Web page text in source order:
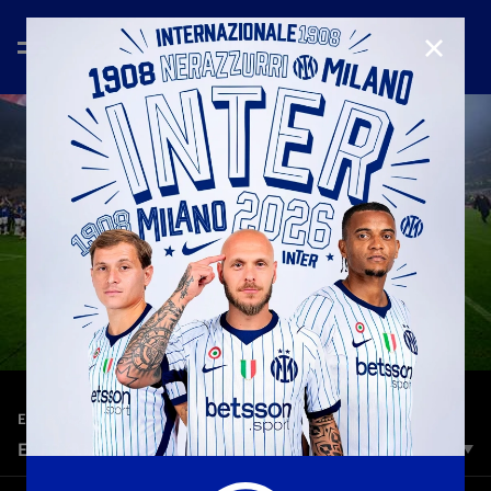
EVERY GOAL—31 dic 2024
EVERY GOAL | INTER 2024
Dal primo gol di Lautaro in casa contro l’Hellas Verona alla